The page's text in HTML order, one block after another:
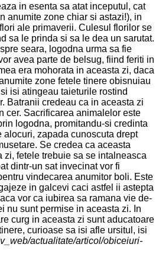
in esenta sa atat inceputul, cat
anumite zone chiar si astazi!), in
ale primaverii. Culesul florilor se
sa le prinda si sa le dea un sarutat.
seara, logodna urma sa fie
avea parte de belsug, fiind feriti in
era mohorata in aceasta zi, daca
zone fetele tinere obisnuiau
isi atingeau taieturile rostind
Batranii credeau ca in aceasta zi
cer. Sacrificarea animalelor este
logodna, promitandu-si credinta
alocuri, zapada cunoscuta drept
Se credea ca aceasta
fetele trebuie sa se intalneasca
dintr-un sat invecinat vor fi
vindecarea anumitor boli. Este
in galcevi caci astfel ii astepta
vor ca iubirea sa ramana vie de-
nu sunt permise in aceasta zi. In
curg in aceasta zi sunt aducatoare
curioase sa isi afle ursitul, isi
actualitate/articol/obiceiuri-